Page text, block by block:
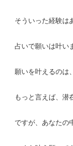
そういった経験は
占いで願いは叶い
願いを叶えるのは
もっと言えば、潜
ですが、あなたの